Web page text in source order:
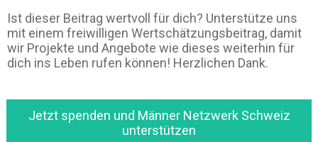
Ist dieser Beitrag wertvoll für dich? Unterstütze uns
mit einem freiwilligen Wertschätzungsbeitrag, damit
wir Projekte und Angebote wie dieses weiterhin für
dich ins Leben rufen können! Herzlichen Dank.
Jetzt spenden und Männer Netzwerk Schweiz
unterstützen